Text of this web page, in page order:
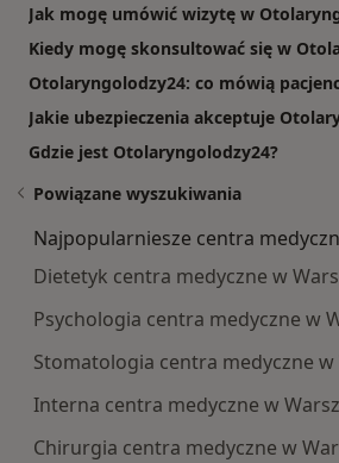
Jak mogę umówić wizytę w
Kiedy mogę skonsultować się w
Otolaryngolodzy24: co mówią
Jakie ubezpieczenia akceptuje
Gdzie jest Otolaryngolodzy24?
Powiązane wyszukiwania
Najpopularniesze centra
Dietetyk centra medyczne w
Psychologia centra medyczne w
Stomatologia centra medyczne w
Interna centra medyczne w
Chirurgia centra medyczne w